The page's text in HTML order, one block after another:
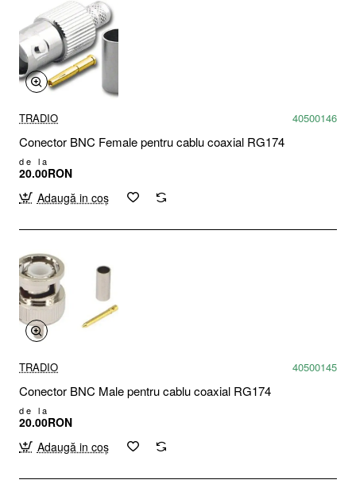
TRADIO 40500146
Conector BNC Female pentru cablu coaxial RG174
de la
20.00RON
Adaugă in coş
TRADIO 40500145
Conector BNC Male pentru cablu coaxial RG174
de la
20.00RON
Adaugă in coş